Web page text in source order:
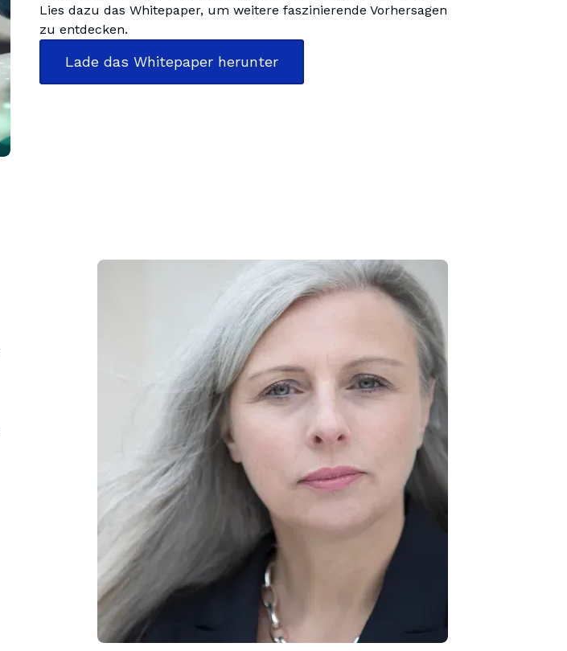
Lies dazu das Whitepaper, um weitere faszinierende Vorhersagen
Lade das Whitepaper herunter